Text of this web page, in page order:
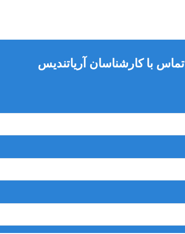
تماس با کارشناسان آریاتندیس